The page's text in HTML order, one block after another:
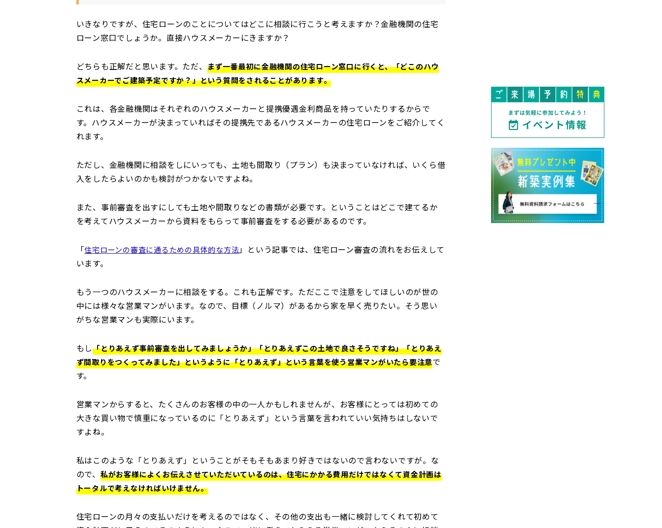
いきなりですが、住宅ローンのことについてはどこに相談に行こうと考えますか？金融機関の住宅
ローン窓口でしょうか。直接ハウスメーカーにきますか？
どちらも正解だと思います。ただ、 まず一番最初に金融機関の住宅ローン窓口に行くと、「どこのハウ
スメーカーでご建築予定ですか？」という質問をされることがあります。
これは、各金融機関はそれぞれのハウスメーカーと提携優遇金利商品を持っていたりするからで
す。ハウスメーカーが決まっていればその提携先であるハウスメーカーの住宅ローンをご紹介してく
れます。
ただし、金融機関に相談をしにいっても、土地も間取り（プラン）も決まっていなければ、いくら借
入をしたらよいのかも検討がつかないですよね。
また、事前審査を出すにしても土地や間取りなどの書類が必要です。ということはどこで建てるか
を考えてハウスメーカーから資料をもらって事前審査をする必要があるのです。
「住宅ローンの審査に通るための具体的な方法」という記事では、住宅ローン審査の流れをお伝えして
います。
もう一つのハウスメーカーに相談をする。これも正解です。ただここで注意をしてほしいのが世の
中には様々な営業マンがいます。なので、目標（ノルマ）があるから家を早く売りたい。そう思い
がちな営業マンも実際にいます。
もし「とりあえず事前審査を出してみましょうか」「とりあえずこの土地で良さそうですね」「とりあえ
ず間取りをつくってみました」というように「とりあえず」という言葉を使う営業マンがいたら要注意で
す。
営業マンからすると、たくさんのお客様の中の一人かもしれませんが、お客様にとっては初めての
大きな買い物で慎重になっているのに「とりあえず」という言葉を言われていい気持ちはしないで
すよね。
私はこのような「とりあえず」ということがそもそもあまり好きではないので言わないですが。な
ので、 私がお客様によくお伝えさせていただいているのは、住宅にかかる費用だけではなくて資金計画は
トータルで考えなければいけません。
住宅ローンの月々の支払いだけを考えるのではなく、その他の支出も一緒に検討してくれて初めて